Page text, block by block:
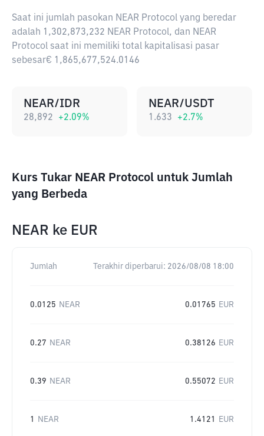
Saat ini jumlah pasokan NEAR Protocol yang beredar
adalah 1,302,873,232 NEAR Protocol, dan NEAR
Protocol saat ini memiliki total kapitalisasi pasar
sebesar€ 1,865,677,524.0146
NEAR/IDR
28,892 +2.09%
NEAR/USDT
1.633 +2.7%
Kurs Tukar NEAR Protocol untuk Jumlah
yang Berbeda
NEAR ke EUR
Jumlah Terakhir diperbarui: 2026/08/08 18:00
0.0125 NEAR 0.01765 EUR
0.27 NEAR 0.38126 EUR
0.39 NEAR 0.55072 EUR
1 NEAR 1.4121 EUR